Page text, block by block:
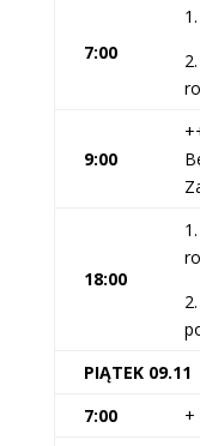
7:00
9:00
18:00
PIĄTEK 09.11
7:00
+